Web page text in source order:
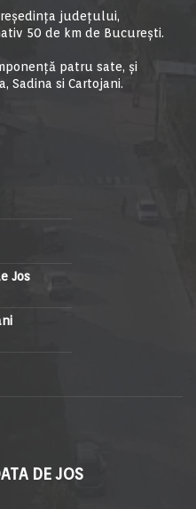
judeţului,
50 de km de Bucureşti.
patru sate, și
Sadina si Cartojani.
Jos
DE JOS